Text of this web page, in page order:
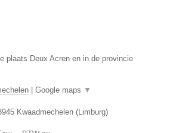
plaats Deux Acren en in de provincie
Google maps ▼
Kwaadmechelen (Limburg)